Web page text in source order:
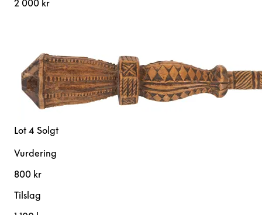
2 000 kr
Lot 4 Solgt
Vurdering
800 kr
Tilslag